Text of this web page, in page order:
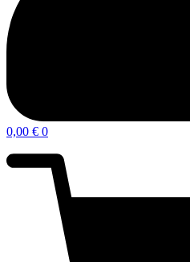
0,00 € 0